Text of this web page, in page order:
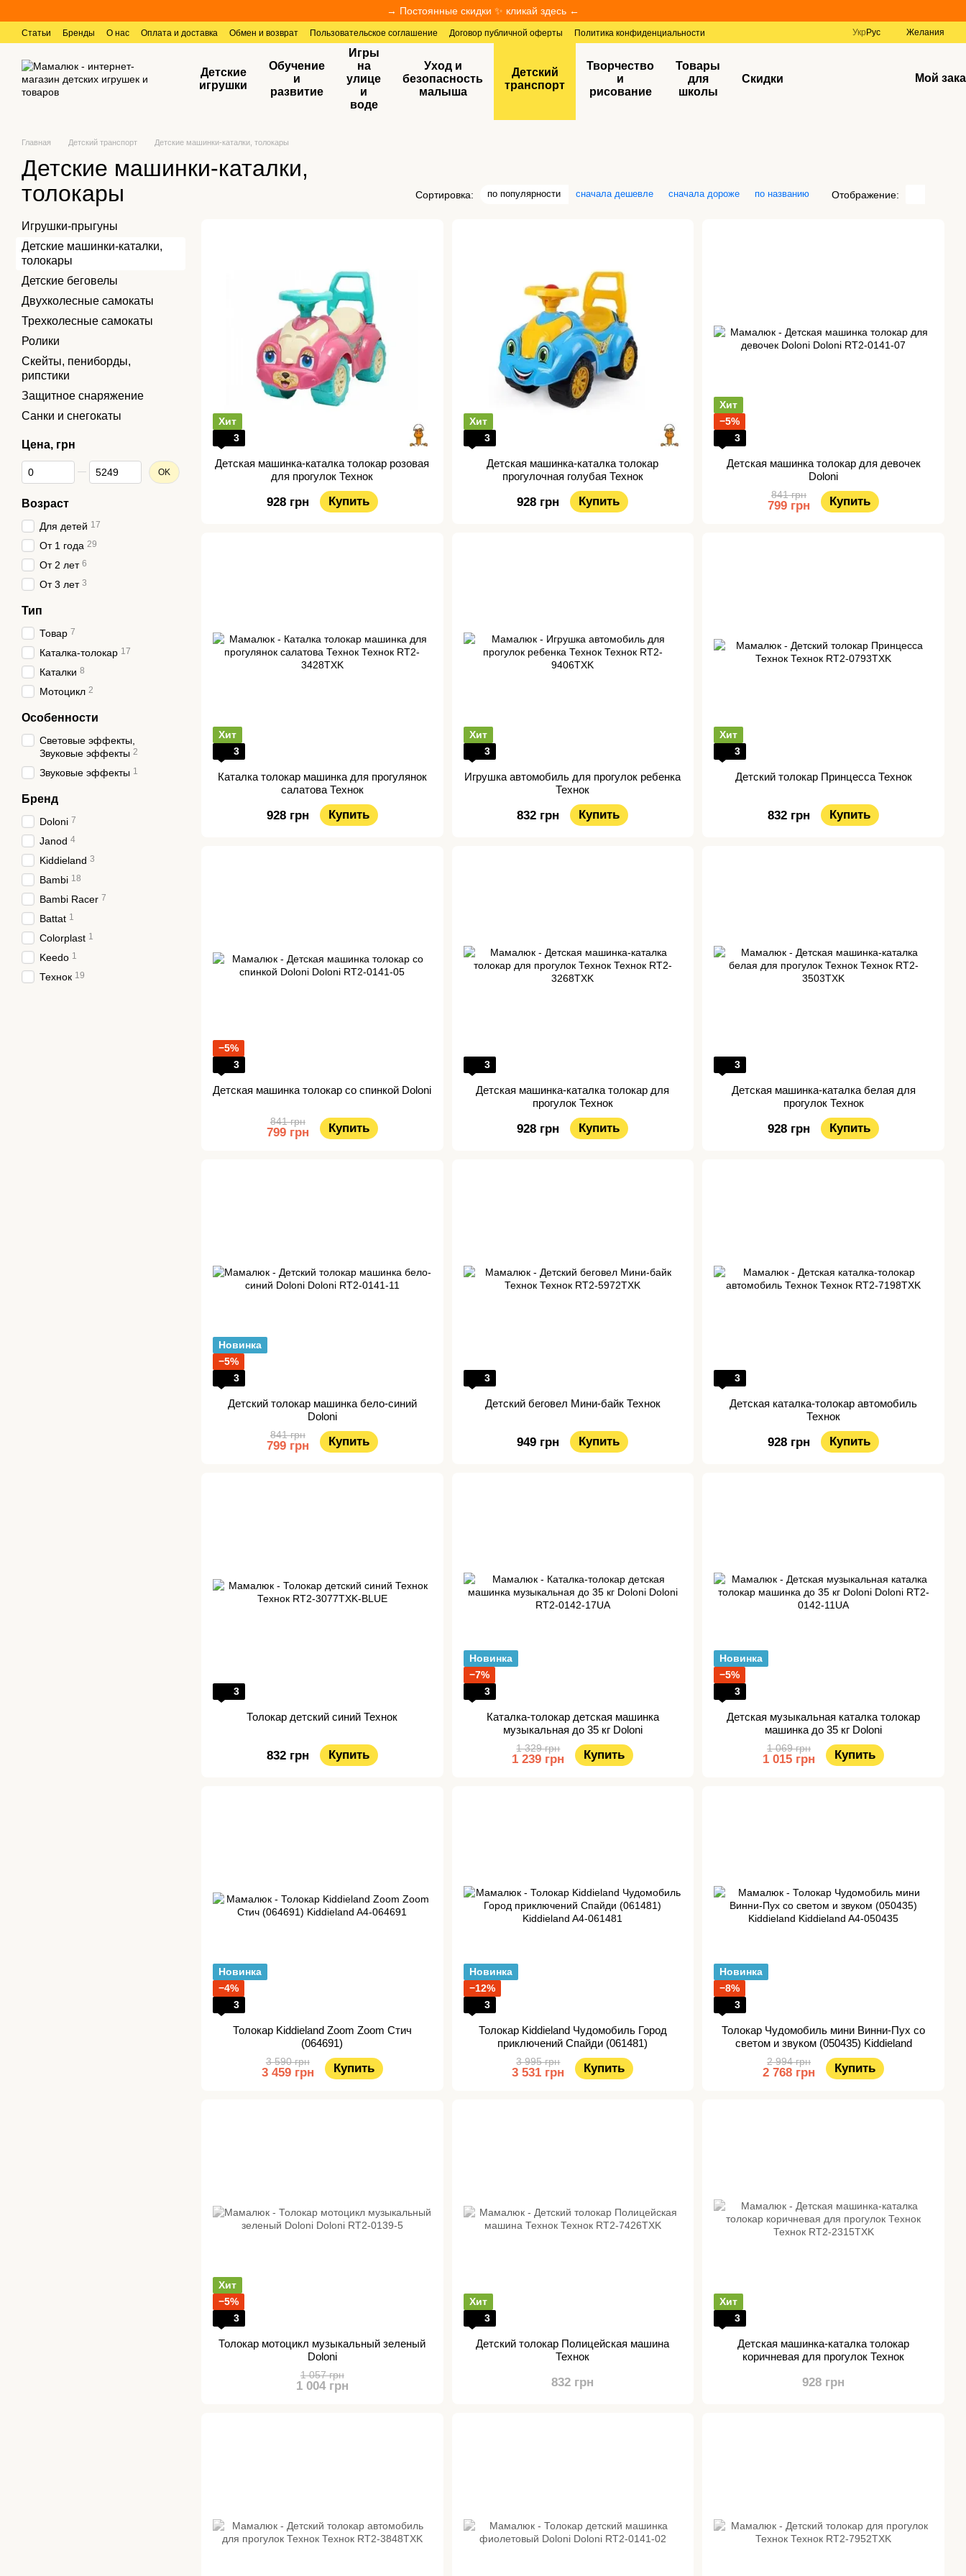
→ Постоянные скидки ✨ кликай здесь ←
Статьи Бренды О нас Оплата и доставка Обмен и возврат Пользовательское соглашение Договор публичной оферты
Политика конфиденциальности
Укр Рус Желания
Детские
игрушки
Обучение
и
развитие
Игры
на
улице
и
воде
Уход и
безопасность
малыша
Детский
транспорт
Творчество
и
рисование
Товары
для
школы
Скидки Мой
Главная Детский транспорт Детские машинки-каталки, толокары
Детские машинки-каталки,
толокары
Сортировка: по популярности сначала дешевле сначала дороже по названию Отображение:
Хит
3
Детская машинка-каталка толокар розовая
для прогулок Технок
928 грн Купить
Хит
3
Детская машинка-каталка толокар
прогулочная голубая Технок
928 грн Купить
Хит
−5%
3
Детская машинка толокар для девочек
Doloni
841 грн
799 грн Купить
Хит
3
Каталка толокар машинка для прогулянок
салатова Технок
928 грн Купить
Хит
3
Игрушка автомобиль для прогулок ребенка
Технок
832 грн Купить
Хит
3
Детский толокар Принцесса Технок
832 грн Купить
−5%
3
Детская машинка толокар со спинкой Doloni
841 грн
799 грн Купить
3
Детская машинка-каталка толокар для
прогулок Технок
928 грн Купить
3
Детская машинка-каталка белая для
прогулок Технок
928 грн Купить
Новинка
−5%
3
Детский толокар машинка бело-синий
Doloni
841 грн
799 грн Купить
3
Детский беговел Мини-байк Технок
949 грн Купить
3
Детская каталка-толокар автомобиль
Технок
928 грн Купить
3
Толокар детский синий Технок
832 грн Купить
Новинка
−7%
3
Каталка-толокар детская машинка
музыкальная до 35 кг Doloni
1 329 грн
1 239 грн Купить
Новинка
−5%
3
Детская музыкальная каталка толокар
машинка до 35 кг Doloni
1 069 грн
1 015 грн Купить
Новинка
−4%
3
Толокар Kiddieland Zoom Zoom Стич
(064691)
3 590 грн
3 459 грн Купить
Новинка
−12%
3
Толокар Kiddieland Чудомобиль Город
приключений Спайди (061481)
3 995 грн
3 531 грн Купить
Новинка
−8%
3
Толокар Чудомобиль мини Винни-Пух со
светом и звуком (050435) Kiddieland
2 994 грн
2 768 грн Купить
Хит
−5%
3
Толокар мотоцикл музыкальный зеленый
Doloni
1 057 грн
1 004 грн
Хит
3
Детский толокар Полицейская машина
Технок
832 грн
Хит
3
Детская машинка-каталка толокар
коричневая для прогулок Технок
928 грн
Игрушки-прыгуны
Детские машинки-каталки,
толокары
Детские беговелы
Двухколесные cамокаты
Трехколесные cамокаты
Ролики
Скейты, пениборды,
рипстики
Защитное снаряжение
Санки и снегокаты
Цена, грн
От Цена, грн
До Цена, грн OK
Возраст
Для детей 17
От 1 года 29
От 2 лет 6
От 3 лет 3
Тип
Товар 7
Каталка-толокар 17
Каталки 8
Мотоцикл 2
Особенности
Световые эффекты,
Звуковые эффекты 2
Звуковые эффекты 1
Бренд
Doloni 7
Janod 4
Kiddieland 3
Bambi 18
Bambi Racer 7
Battat 1
Colorplast 1
Keedo 1
Технок 19